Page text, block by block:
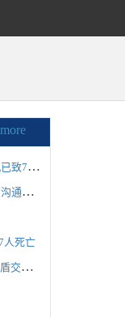
死亡
所致
人死亡
世界